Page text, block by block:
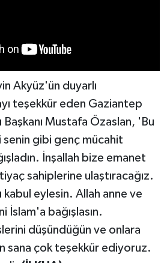
Akyüz'ün duyarlı
teşekkür eden Gaziantep
Başkanı Mustafa Özaslan, 'Bu
senin gibi genç mücahit
İnşallah bize emanet
sahiplerine ulaştıracağız.
kabul eylesin. Allah anne ve
İslam'a bağışlasın.
düşündüğün ve onlara
sana çok teşekkür ediyoruz.